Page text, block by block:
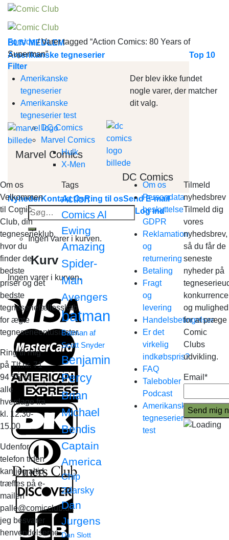
Skip
content
BLIV MEDLEM
Amerikanske tegneserier
Marvel Comics
DC Comics
Top 10
NyhederKontakt OsRing til osSend E-mail
Søg
efter:
Log ind
Ingen varer i kurven.
Kurv
Ingen varer i kurven.
Forside /Varer tagged “Action Comics: 80 Years of
Superman”
Filter
Amerikanske
tegneserier
Amerikanske
tegneserier test
DC Comics
Marvel Comics
Hulk
X-Men
Der blev ikke fundet
nogle varer, der matcher
dit valg.
Om os
Velkommen
til Comic
Club, din
tegneserieklub,
hvor du
finder de
bedste
priser og det
bedste
tegneseriefællesskab
for ægte
tegneserieentusiaster.
Ring til mig
på Tlf.nr. 71
94 55 70
alle
hverdage fra
kl. 12.30-
15.00
Udenfor
telefon tiden
kan jeg altid
træffes på e-
mailen
palle@comicclub.dk
jeg besvarer
henvendelserne
Tags
Action
Comics Al
Ewing
Amazing
Spider-
Man
Avengers
batman
Batman af
Scott Snyder
Benjamin
Percy
Brian
Michael
Bendis
Captain
America
Chip
Zdarsky
Dan
Jurgens
Dan Slott
Om os
Persondata
beskyttelse
GDPR
Reklamation
og
returnering
Betaling
Fragt
og
levering
Handelsbetingelser
Er det
virkelig
indkøbspris?
FAQ
Talebobler
Podcast
Amerikanske
tegneserier
test
Tilmeld
nyhedsbrev
Tilmeld dig
vores
nyhedsbrev,
så du får de
seneste
nyheder på
og mulighed
for at præge
Comic
Clubs
udvikling.
Email*